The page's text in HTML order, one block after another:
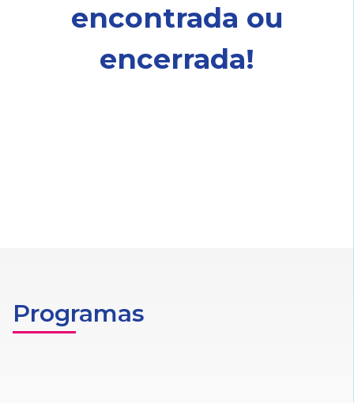
encontrada ou
encerrada!
Programas